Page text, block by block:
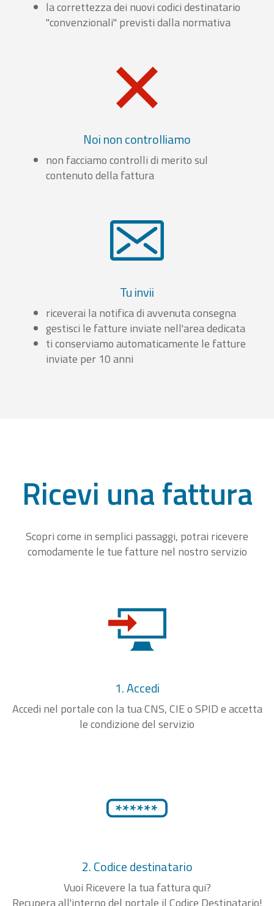
la correttezza dei nuovi codici destinatario
"convenzionali" previsti dalla normativa
Noi non controlliamo
non facciamo controlli di merito sul
contenuto della fattura
Tu invii
riceverai la notifica di avvenuta consegna
gestisci le fatture inviate nell'area dedicata
ti conserviamo automaticamente le fatture
inviate per 10 anni
Ricevi una fattura
Scopri come in semplici passaggi, potrai ricevere
comodamente le tue fatture nel nostro servizio
1. Accedi
Accedi nel portale con la tua CNS, CIE o SPID e accetta
le condizione del servizio
2. Codice destinatario
Vuoi Ricevere la tua fattura qui?
Recupera all'interno del portale il Codice Destinatario!